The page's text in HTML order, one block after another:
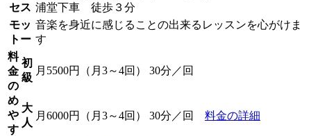
セス 浦堂下車 徒歩３分
モッ
トー
音楽を身近に感じることの出来るレッスンを心がけま
す
料
金
の
め
や
す
初
級
月5500円（月3～4回） 30分／回
大
人
月6000円（月3～4回） 30分／回 料金の詳細